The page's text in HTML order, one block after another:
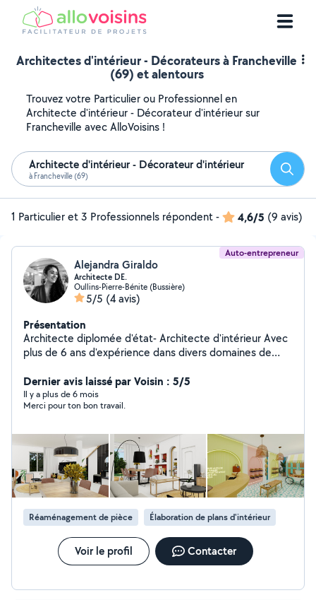
Architectes d'intérieur - Décorateurs à Francheville
(69) et alentours
Trouvez votre Particulier ou Professionnel en
Architecte d'intérieur - Décorateur d'intérieur sur
Francheville avec AlloVoisins !
Architecte d'intérieur - Décorateur d'intérieur
à Francheville (69)
1 Particulier et 3 Professionnels répondent- 4,6/5 (9 avis)
Auto-entrepreneur
Alejandra Giraldo
Architecte DE.
Oullins-Pierre-Bénite (Bussière)
5/5 (4 avis)
Présentation
Architecte diplomée d'état- Architecte d'intérieur Avec
plus de 6 ans d'expérience dans divers domaines de
pour relever de nouveaux défis artistiques et
personnels. Mon approche vise à concevoir des
espaces uniques, capables de rendre tangible
Prêt(e) à donner vie à votre projet le plus magique ?
Commençons ensemble dès maintenant !
Dernier avis laissé par Voisin : 5/5
Il y a plus de 6 mois
Merci pour ton bon travail.
Réaménagement de pièce Élaboration de plans d'intérieur
Voir le profil Contacter